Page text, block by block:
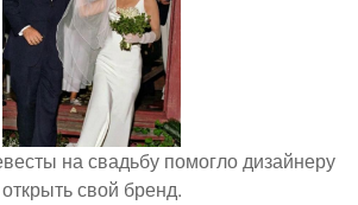
на свадьбу помогло дизайнеру
открыть свой бренд.